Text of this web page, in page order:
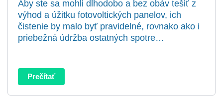
Aby ste sa mohli dlhodobo a bez obáv tešiť z
výhod a úžitku fotovoltických panelov, ich
čistenie by malo byť pravidelné, rovnako ako i
priebežná údržba ostatných spotre…
Prečítať